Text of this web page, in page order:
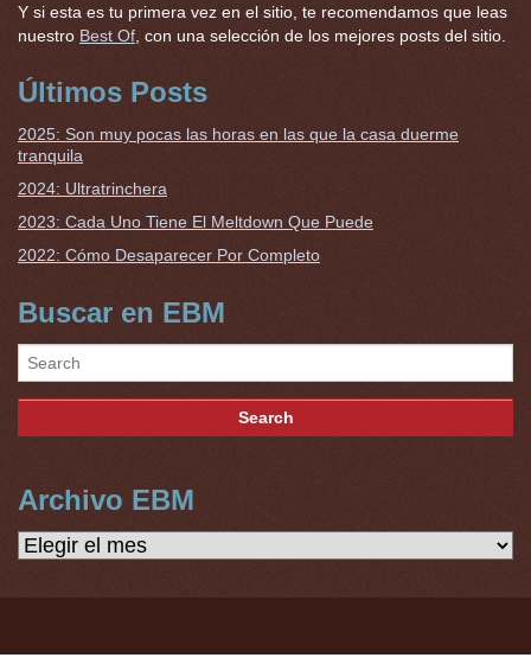
Y si esta es tu primera vez en el sitio, te recomendamos que leas
nuestro Best Of , con una selección de los mejores posts del sitio.
Últimos Posts
2025: Son muy pocas las horas en las que la casa duerme
tranquila
2024: Ultratrinchera
2023: Cada Uno Tiene El Meltdown Que Puede
2022: Cómo Desaparecer Por Completo
Buscar en EBM
Archivo EBM
Archivo
EBM